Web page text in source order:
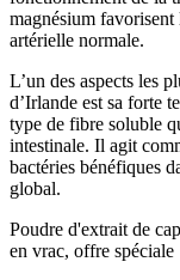
magnésium favorisent
artérielle normale.
L’un des aspects les
d’Irlande est sa forte
type de fibre soluble
intestinale. Il agit
bactéries bénéfiques
global.
Poudre d'extrait de
en vrac, offre spéciale